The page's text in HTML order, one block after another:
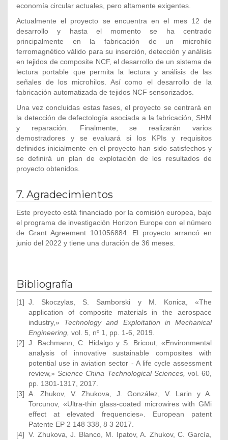
economía circular actuales, pero altamente exigentes.
Actualmente el proyecto se encuentra en el mes 12 de
desarrollo y hasta el momento se ha centrado
principalmente en la fabricación de un microhilo
ferromagnético válido para su inserción, detección y análisis
en tejidos de composite NCF, el desarrollo de un sistema de
lectura portable que permita la lectura y análisis de las
señales de los microhilos. Así como el desarrollo de la
fabricación automatizada de tejidos NCF sensorizados.
Una vez concluidas estas fases, el proyecto se centrará en
la detección de defectología asociada a la fabricación, SHM
y reparación. Finalmente, se realizarán varios
demostradores y se evaluará si los KPIs y requisitos
definidos inicialmente en el proyecto han sido satisfechos y
se definirá un plan de explotación de los resultados de
proyecto obtenidos.
7. Agradecimientos
Este proyecto está financiado por la comisión europea, bajo
el programa de investigación Horizon Europe con el número
de Grant Agreement 101056884. El proyecto arrancó en
junio del 2022 y tiene una duración de 36 meses.
Bibliografía
[1] J. Skoczylas, S. Samborski y M. Konica, «The
application of composite materials in the aerospace
industry,» Technology and Exploitation in Mechanical
Engineering, vol. 5, nº 1, pp. 1-6, 2019.
[2] J. Bachmann, C. Hidalgo y S. Bricout, «Environmental
analysis of innovative sustainable composites with
potential use in aviation sector - A life cycle assessment
review,»Science China Technological Sciences, vol. 60,
pp. 1301-1317, 2017.
[3] A. Zhukov, V. Zhukova, J. González, V. Larin y A.
Torcunov, «Ultra-thin glass-coated microwires with GMi
effect at elevated frequencies». European patent
Patente EP 2 148 338, 8 3 2017.
[4] V. Zhukova, J. Blanco, M. Ipatov, A. Zhukov, C. García,